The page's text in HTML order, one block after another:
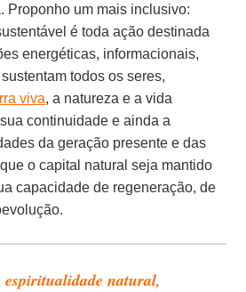
Proponho um mais inclusivo:
é toda ação destinada
energéticas, informacionais,
todos os seres,
viva, a natureza e a vida
continuidade e ainda a
da geração presente e das
o capital natural seja mantido
capacidade de regeneração, de
espiritualidade natural,